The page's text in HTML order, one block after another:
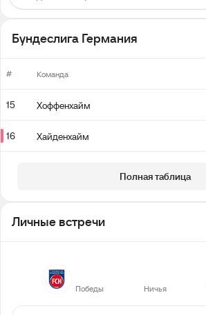
Бундеслига Германия
# Команда
15 Хоффенхайм
16 Хайденхайм
Полная таблица
Личные встречи
Победы Ничья